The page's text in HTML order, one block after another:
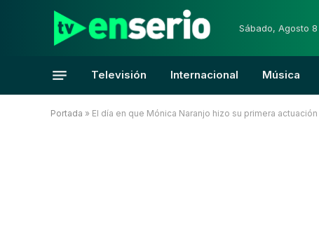
Sábado, Agosto 8
Televisión Internacional Música
Portada » El día en que Mónica Naranjo hizo su primera